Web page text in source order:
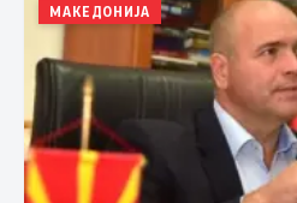
МАКЕДОНИЈА